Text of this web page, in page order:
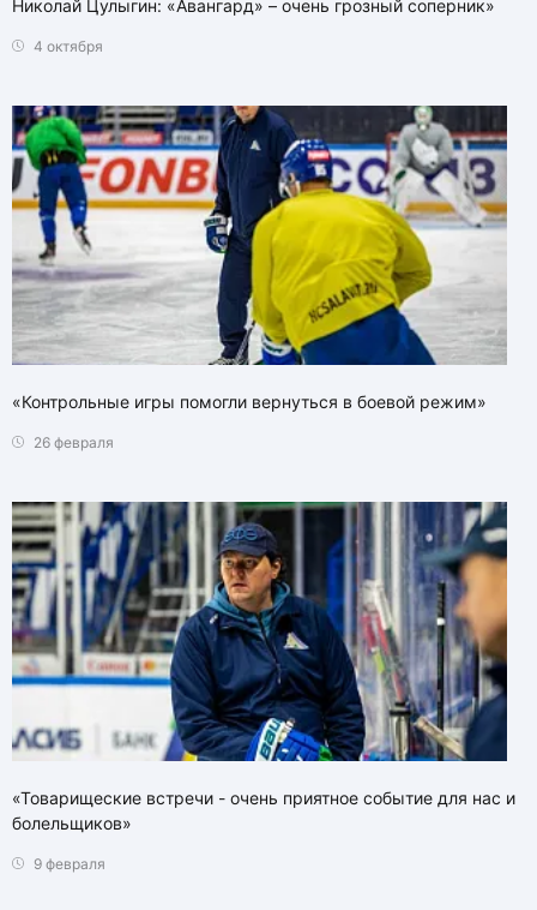
Николай Цулыгин: «Авангард» – очень грозный соперник»
4 октября
«Контрольные игры помогли вернуться в боевой режим»
26 февраля
«Товарищеские встречи - очень приятное событие для нас и
болельщиков»
9 февраля